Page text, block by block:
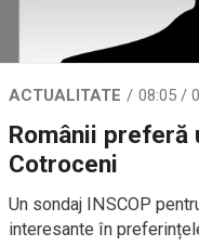
ACTUALITATE 08:05 /
Românii preferă
Cotroceni
Un sondaj INSCOP
interesante în